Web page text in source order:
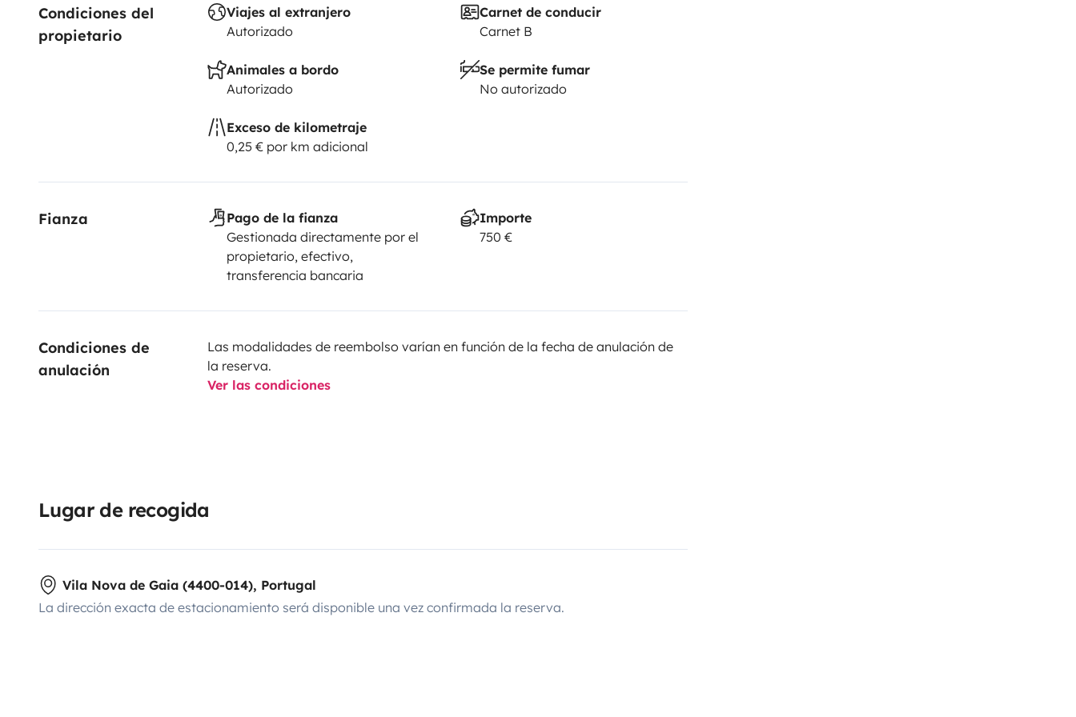
cobrada taxa de limpeza de 25€. No check-out o depósito de combustível deverá
estar igualmente cheio, caso contrário será cobrado o valor do combustível em falta
acrescido de uma taxa de 15€.
Condiciones del
propietario
Viajes al extranjero
Autorizado
Carnet de conducir
Carnet B
Animales a bordo
Autorizado
Se permite fumar
No autorizado
Exceso de kilometraje
0,25 € por km adicional
Fianza
Pago de la fianza
Gestionada directamente por el
propietario, efectivo,
transferencia bancaria
Importe
750 €
Condiciones de
anulación
Las modalidades de reembolso varían en función de la fecha de anulación de
la reserva.
Ver las condiciones
Lugar de recogida
Vila Nova de Gaia (4400-014), Portugal
La dirección exacta de estacionamiento será disponible una vez confirmada la reserva.